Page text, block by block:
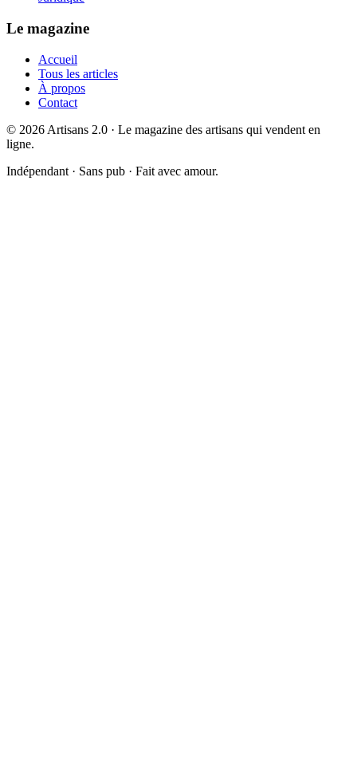
Le magazine
Accueil
Tous les articles
À propos
Contact
© 2026 Artisans 2.0 · Le magazine des artisans qui vendent en
ligne.
Indépendant · Sans pub · Fait avec amour.